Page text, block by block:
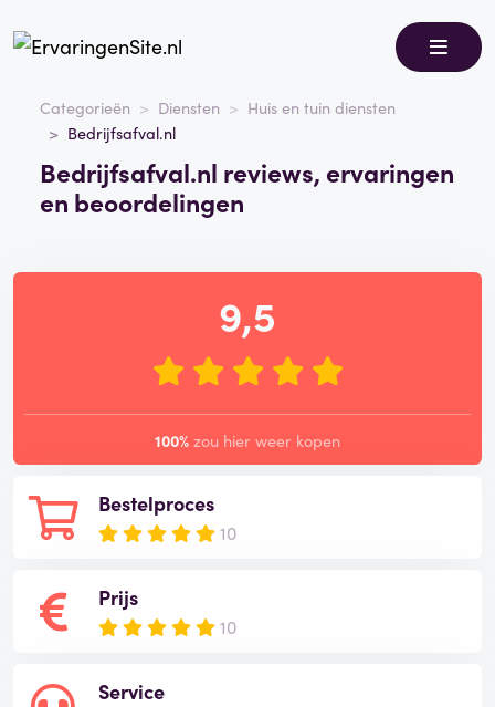
Categorieën Diensten
Huis en tuin diensten
Bedrijfsafval.nl
Bedrijfsafval.nl reviews, ervaringen
en beoordelingen
Bestelproces
10
Prijs
10
Service
9,5
100% zou hier weer kopen